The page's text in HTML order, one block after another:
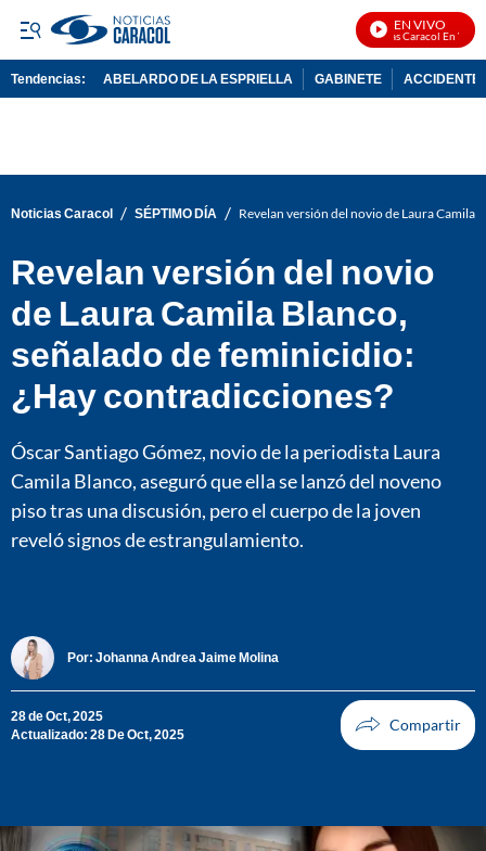
EN VIVO
Noticias Caracol En Vivo
Tendencias: ABELARDO DE LA ESPRIELLA GABINETE ACCIDENTE
Noticias Caracol / SÉPTIMO DÍA / Revelan versión del novio de Laura Camila
Revelan versión del novio
de Laura Camila Blanco,
señalado de feminicidio:
¿Hay contradicciones?
Óscar Santiago Gómez, novio de la periodista Laura
Camila Blanco, aseguró que ella se lanzó del noveno
piso tras una discusión, pero el cuerpo de la joven
reveló signos de estrangulamiento.
Por: Johanna Andrea Jaime Molina
28 de Oct, 2025
Actualizado: 28 De Oct, 2025